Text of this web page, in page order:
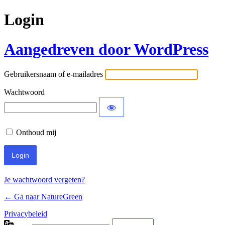
Login
Aangedreven door WordPress
Gebruikersnaam of e-mailadres
Wachtwoord
Onthoud mij
Je wachtwoord vergeten?
← Ga naar NatureGreen
Privacybeleid